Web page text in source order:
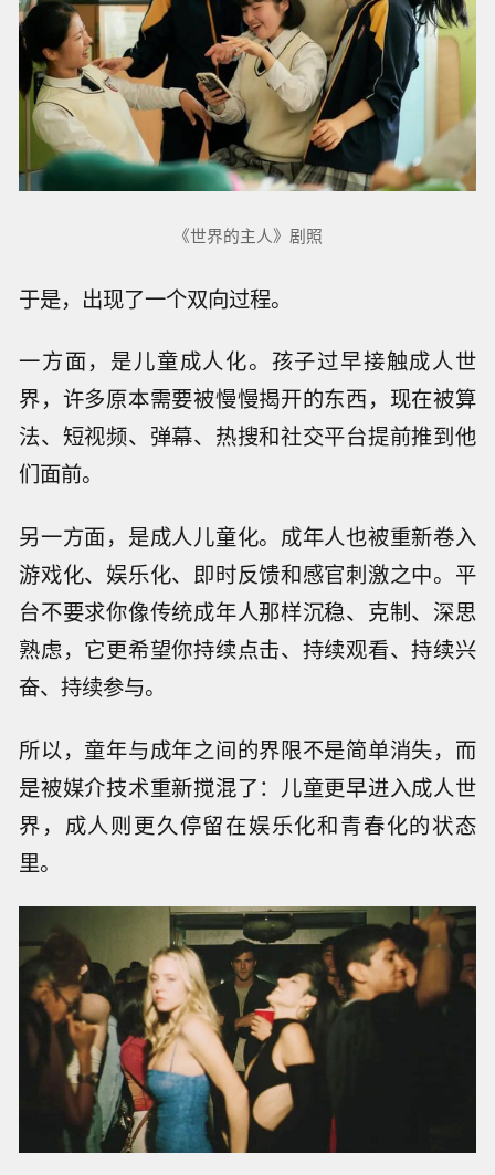
《世界的主人》剧照
于是，出现了一个双向过程。
一方面，是儿童成人化。孩子过早接触成人世
界，许多原本需要被慢慢揭开的东西，现在被算
法、短视频、弹幕、热搜和社交平台提前推到他
们面前。
另一方面，是成人儿童化。成年人也被重新卷入
游戏化、娱乐化、即时反馈和感官刺激之中。平
台不要求你像传统成年人那样沉稳、克制、深思
熟虑，它更希望你持续点击、持续观看、持续兴
奋、持续参与。
所以，童年与成年之间的界限不是简单消失，而
是被媒介技术重新搅混了：儿童更早进入成人世
界，成人则更久停留在娱乐化和青春化的状态
里。